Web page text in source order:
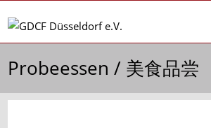
Inhalt
Probeessen / 美食品尝